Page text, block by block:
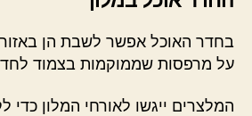
בחדר האוכל אפשר לשבת הן באזור
על מרפסות שממוקמות בצמוד
המלצרים ייגשו לאורחי המלון